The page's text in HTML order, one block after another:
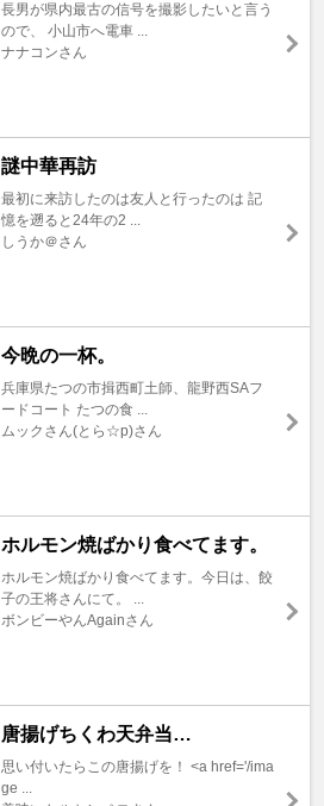
長男が県内最古の信号を撮影したいと言う
ので、 小山市へ電車 ...
ナナコンさん
謎中華再訪
最初に来訪したのは友人と行ったのは 記
憶を遡ると24年の2 ...
しうか＠さん
今晩の一杯。
兵庫県たつの市揖西町土師、龍野西SAフ
ードコート たつの食 ...
ムックさん(とら☆p)さん
ホルモン焼ばかり食べてます。
ホルモン焼ばかり食べてます。今日は、餃
子の王将さんにて。 ...
ボンビーやんAgainさん
唐揚げちくわ天弁当…
思い付いたらこの唐揚げを！ <a href='/ima
ge ...